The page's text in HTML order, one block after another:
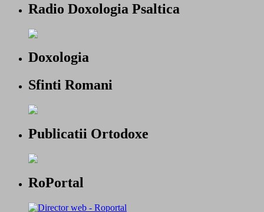
Radio Doxologia Psaltica
Doxologia
Sfinti Romani
Publicatii Ortodoxe
RoPortal